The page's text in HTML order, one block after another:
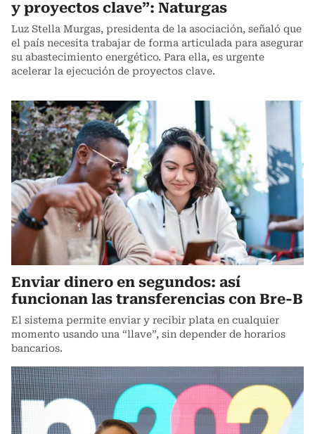
y proyectos clave”: Naturgas
Luz Stella Murgas, presidenta de la asociación, señaló que
el país necesita trabajar de forma articulada para asegurar
su abastecimiento energético. Para ella, es urgente
acelerar la ejecución de proyectos clave.
Enviar dinero en segundos: así
funcionan las transferencias con Bre-B
El sistema permite enviar y recibir plata en cualquier
momento usando una “llave”, sin depender de horarios
bancarios.